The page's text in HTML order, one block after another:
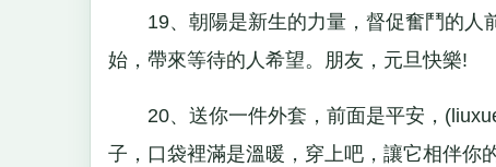
19、朝陽是新生的力量，督促奮鬥的人
始，帶來等待的人希望。朋友，元旦快樂!
20、送你一件外套，前面是平安，
子，口袋裡滿是溫暖，穿上吧，讓它相伴你